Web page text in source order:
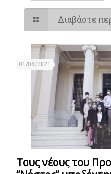
Διαβάστε
01/08/2021
Τους νέους του